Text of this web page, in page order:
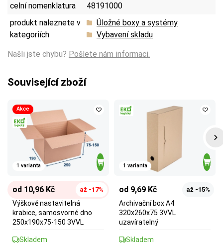
celní nomenklatura
48191000
produkt naleznete v
kategoriích
Úložné boxy a systémy
Vybavení skladu
Našli jste chybu? Pošlete nám informaci.
Související zboží
Akce
1 varianta
od 10,96 Kč až -17%
Výškově nastavitelná
krabice, samosvorné dno
250x190x75-150 3VVL
Skladem
1 varianta
od 9,69 Kč až -15%
Archivační box A4
320x260x75 3VVL
uzavíratelný
Skladem